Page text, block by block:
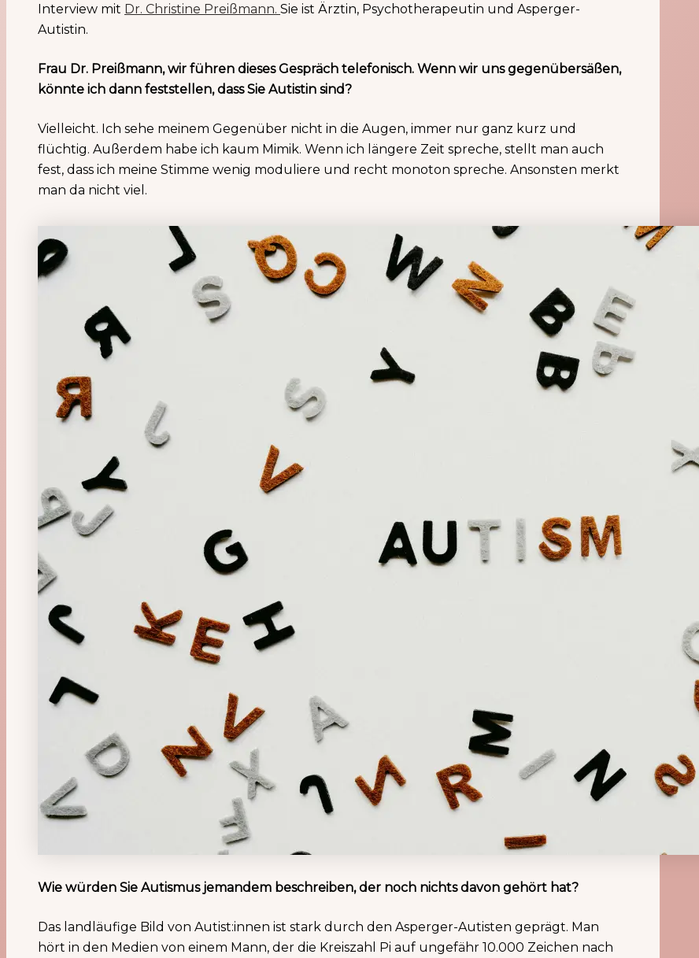
Interview mit Dr. Christine Preißmann. Sie ist Ärztin, Psychotherapeutin und Asperger-
Autistin.
Frau Dr. Preißmann, wir führen dieses Gespräch telefonisch. Wenn wir uns gegenübersäßen,
könnte ich dann feststellen, dass Sie Autistin sind?
Vielleicht. Ich sehe meinem Gegenüber nicht in die Augen, immer nur ganz kurz und
flüchtig. Außerdem habe ich kaum Mimik. Wenn ich längere Zeit spreche, stellt man auch
fest, dass ich meine Stimme wenig moduliere und recht monoton spreche. Ansonsten merkt
man da nicht viel.
Wie würden Sie Autismus jemandem beschreiben, der noch nichts davon gehört hat?
Das landläufige Bild von Autist:innen ist stark durch den Asperger-Autisten geprägt. Man
hört in den Medien von einem Mann, der die Kreiszahl Pi auf ungefähr 10.000 Zeichen nach